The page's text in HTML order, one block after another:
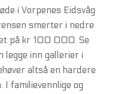
i Vorpenes Eidsvåg
smerter i nedre
på kr 100 000. Se
legge inn gallerier i
altså en hardere
I familievennlige og